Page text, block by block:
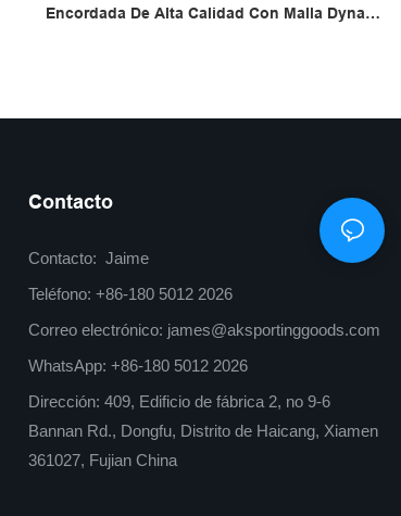
Encordada De Alta Calidad Con Malla Dyna
Contacto
Contacto: Jaime
Teléfono: +86-180 5012 2026
Correo electrónico: james@aksportinggoods.com
WhatsApp: +86-180 5012 2026
Dirección: 409, Edificio de fábrica 2, no 9-6
Bannan Rd., Dongfu, Distrito de Haicang, Xiamen
361027, Fujian China